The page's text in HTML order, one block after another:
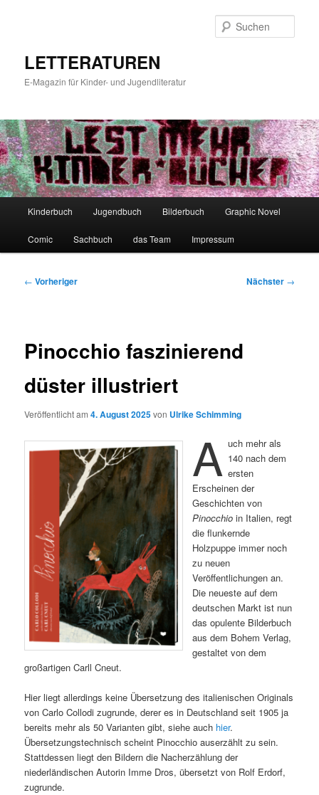
LETTERATUREN
E-Magazin für Kinder- und Jugendliteratur
Kinderbuch Jugendbuch Bilderbuch Graphic Novel
Comic Sachbuch das Team Impressum
Beitragsnavigation
← Vorheriger Nächster →
Pinocchio faszinierend
düster illustriert
Veröffentlicht am4. August 2025von Ulrike Schimming
A uch mehr als
140 nach dem
ersten
Erscheinen der
Geschichten von
Pinocchio in Italien, regt
die flunkernde
Holzpuppe immer noch
zu neuen
Veröffentlichungen an.
Die neueste auf dem
deutschen Markt ist nun
das opulente Bilderbuch
aus dem Bohem Verlag,
gestaltet von dem
großartigen Carll Cneut.
Hier liegt allerdings keine Übersetzung des italienischen Originals
von Carlo Collodi zugrunde, derer es in Deutschland seit 1905 ja
bereits mehr als 50 Varianten gibt, siehe auch hier.
Übersetzungstechnisch scheint Pinocchio auserzählt zu sein.
Stattdessen liegt den Bildern die Nacherzählung der
niederländischen Autorin Imme Dros, übersetzt von Rolf Erdorf,
zugrunde.